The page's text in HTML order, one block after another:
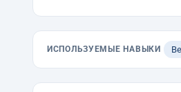
ИСПОЛЬЗУЕМЫЕ НАВЫКИ